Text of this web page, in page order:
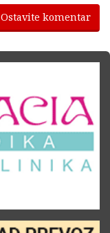
Ostavite komentar